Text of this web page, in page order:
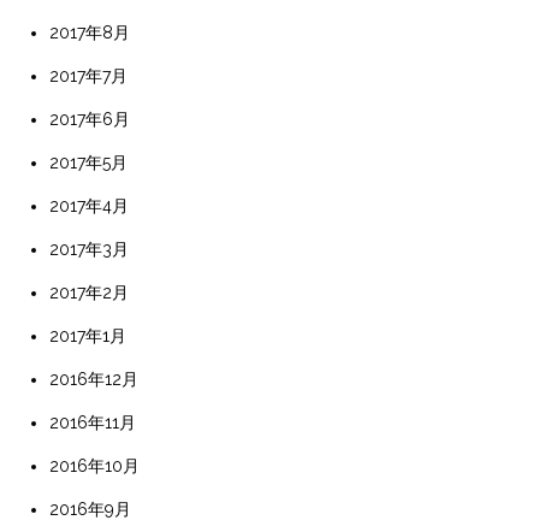
2017年8月
2017年7月
2017年6月
2017年5月
2017年4月
2017年3月
2017年2月
2017年1月
2016年12月
2016年11月
2016年10月
2016年9月